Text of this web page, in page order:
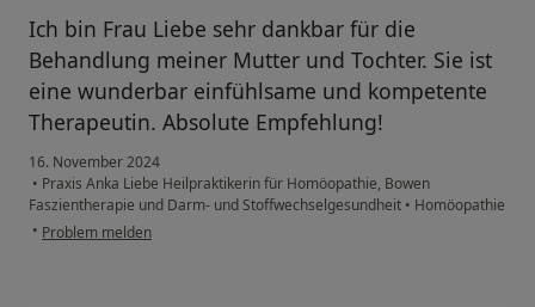
Ich bin Frau Liebe sehr dankbar für die
Behandlung meiner Mutter und Tochter. Sie ist
eine wunderbar einfühlsame und kompetente
Therapeutin. Absolute Empfehlung!
16. November 2024
• Praxis Anka Liebe Heilpraktikerin für Homöopathie, Bowen
Faszientherapie und Darm- und Stoffwechselgesundheit • Homöopathie
• Problem melden